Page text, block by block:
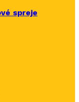
spreje